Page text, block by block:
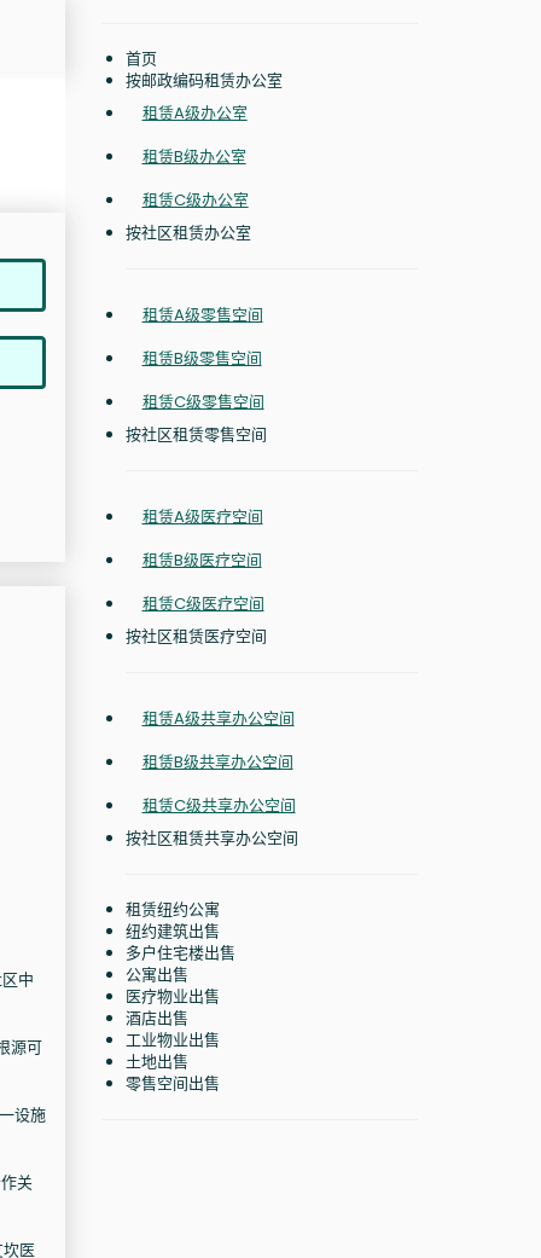
中
源可
设施
关
医
首页
按邮政编码租赁办公室
租赁A级办公室
租赁B级办公室
租赁C级办公室
按社区租赁办公室
租赁A级零售空间
租赁B级零售空间
租赁C级零售空间
按社区租赁零售空间
租赁A级医疗空间
租赁B级医疗空间
租赁C级医疗空间
按社区租赁医疗空间
租赁A级共享办公空间
租赁B级共享办公空间
租赁C级共享办公空间
按社区租赁共享办公空间
租赁纽约公寓
纽约建筑出售
多户住宅楼出售
公寓出售
医疗物业出售
酒店出售
工业物业出售
土地出售
零售空间出售